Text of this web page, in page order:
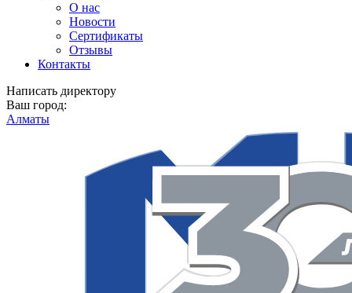
О нас
Новости
Сертификаты
Отзывы
Контакты
Написать директору
Ваш город:
Алматы